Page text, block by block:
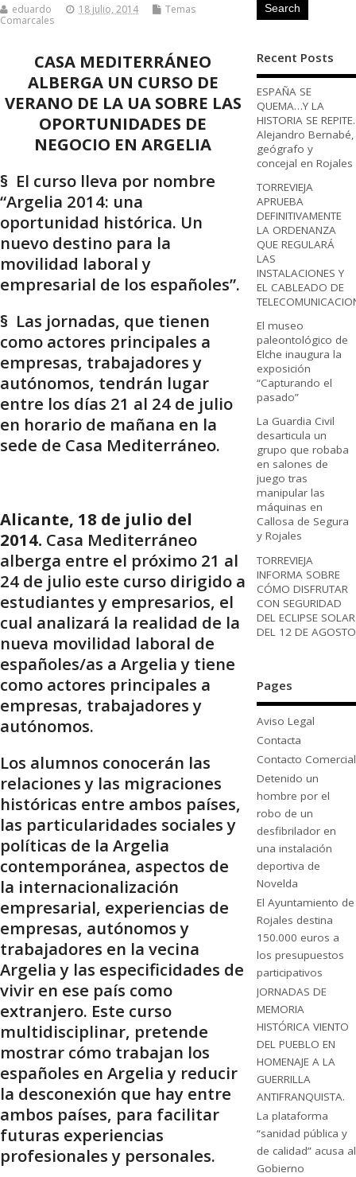
eduardo 18 julio, 2014
Temas
Comarcales
CASA MEDITERRÁNEO
ALBERGA UN CURSO DE
VERANO DE LA UA SOBRE LAS
OPORTUNIDADES DE
NEGOCIO EN ARGELIA
§ El curso lleva por nombre
“Argelia 2014: una
oportunidad histórica. Un
nuevo destino para la
movilidad laboral y
empresarial de los españoles”.
§ Las jornadas, que tienen
como actores principales a
empresas, trabajadores y
autónomos, tendrán lugar
entre los días 21 al 24 de julio
en horario de mañana en la
sede de Casa Mediterráneo.
Alicante, 18 de julio del
2014. Casa Mediterráneo
alberga entre el próximo 21 al
24 de julio este curso dirigido a
estudiantes y empresarios, el
cual analizará la realidad de la
nueva movilidad laboral de
españoles/as a Argelia y tiene
como actores principales a
empresas, trabajadores y
autónomos.
Los alumnos conocerán las
relaciones y las migraciones
históricas entre ambos países,
las particularidades sociales y
políticas de la Argelia
contemporánea, aspectos de
la internacionalización
empresarial, experiencias de
empresas, autónomos y
trabajadores en la vecina
Argelia y las especificidades de
vivir en ese país como
extranjero. Este curso
multidisciplinar, pretende
mostrar cómo trabajan los
españoles en Argelia y reducir
la desconexión que hay entre
ambos países, para facilitar
futuras experiencias
profesionales y personales.
Recent Posts
ESPAÑA SE
QUEMA…Y LA
HISTORIA SE REPITE.
Alejandro Bernabé,
geógrafo y
concejal en Rojales
TORREVIEJA
APRUEBA
DEFINITIVAMENTE
LA ORDENANZA
QUE REGULARÁ
LAS
INSTALACIONES Y
EL CABLEADO DE
El museo
paleontológico de
Elche inaugura la
exposición
“Capturando el
pasado”
La Guardia Civil
desarticula un
grupo que robaba
en salones de
juego tras
manipular las
máquinas en
Callosa de Segura
y Rojales
TORREVIEJA
INFORMA SOBRE
CÓMO DISFRUTAR
CON SEGURIDAD
DEL ECLIPSE SOLAR
DEL 12 DE AGOSTO
Pages
Aviso Legal
Contacta
Contacto Comercial
Detenido un
hombre por el
robo de un
desfibrilador en
una instalación
deportiva de
Novelda
El Ayuntamiento de
Rojales destina
150.000 euros a
los presupuestos
participativos
JORNADAS DE
MEMORIA
HISTÓRICA VIENTO
DEL PUEBLO EN
HOMENAJE A LA
GUERRILLA
ANTIFRANQUISTA.
La plataforma
“sanidad pública y
de calidad” acusa al
Gobierno